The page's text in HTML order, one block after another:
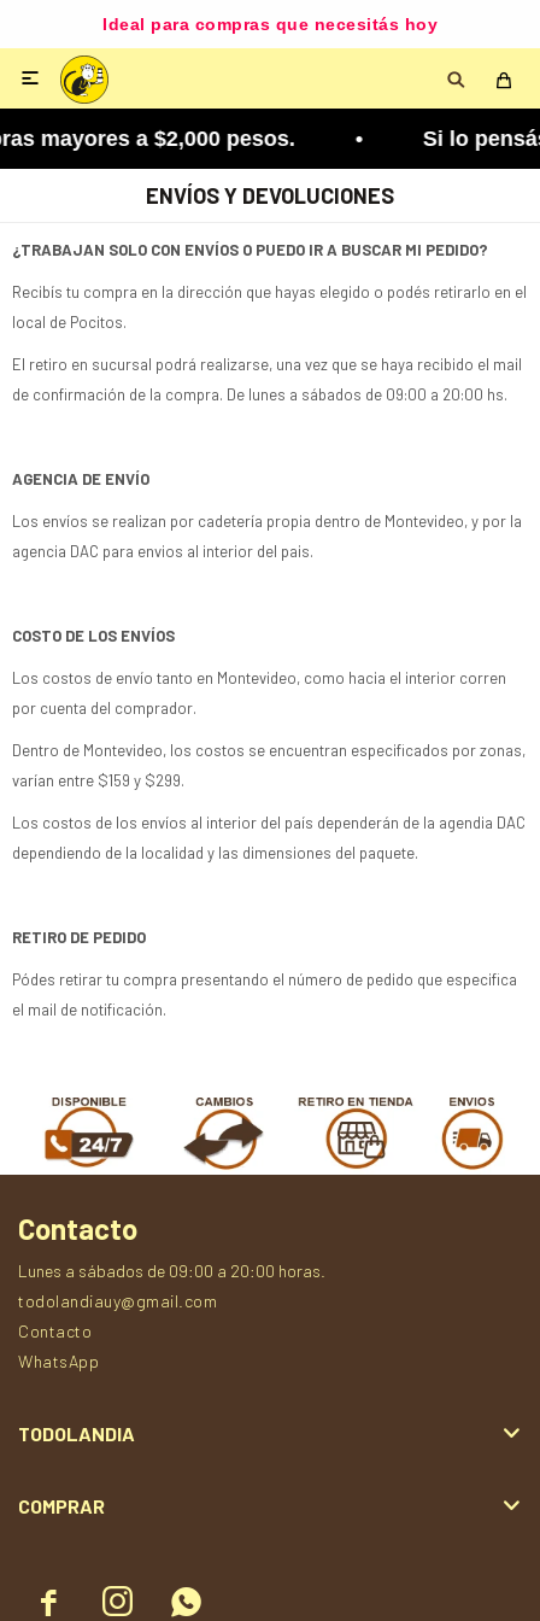
Ideal para compras que necesitás hoy

mayores a $2,000 pesos. • Si lo pensás
ENVÍOS Y DEVOLUCIONES
¿TRABAJAN SOLO CON ENVÍOS O PUEDO IR A BUSCAR MI PEDIDO?
Recibís tu compra en la dirección que hayas elegido o podés retirarlo en el
local de Pocitos.
El retiro en sucursal podrá realizarse, una vez que se haya recibido el mail
de confirmación de la compra. De lunes a sábados de 09:00 a 20:00 hs.
AGENCIA DE ENVÍO
Los envíos se realizan por cadetería propia dentro de Montevideo, y por la
agencia DAC para envios al interior del pais.
COSTO DE LOS ENVÍOS
Los costos de envío tanto en Montevideo, como hacia el interior corren
por cuenta del comprador.
Dentro de Montevideo, los costos se encuentran especificados por zonas,
varían entre $159 y $299.
Los costos de los envíos al interior del país dependerán de la agendia DAC
dependiendo de la localidad y las dimensiones del paquete.
RETIRO DE PEDIDO
Pódes retirar tu compra presentando el número de pedido que especifica
el mail de notificación.
  
Contacto
Lunes a sábados de 09:00 a 20:00 horas.
todolandiauy@gmail.com
Contacto
WhatsApp
TODOLANDIA
COMPRAR